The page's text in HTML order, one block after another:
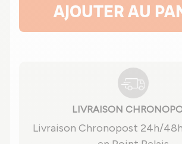
AJOUTER AU
LIVRAISON
Livraison Chronopost 24h/